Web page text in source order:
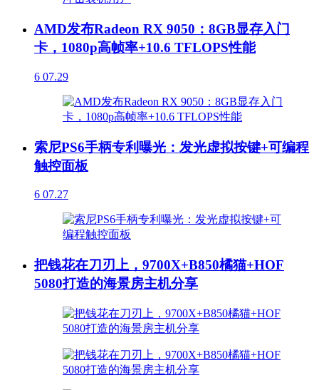
AMD发布Radeon RX 9050：8GB显存入门
卡，1080p高帧率+10.6 TFLOPS性能
6 07.29
索尼PS6手柄专利曝光：发光虚拟按键+可编程
触控面板
6 07.27
把钱花在刀刃上，9700X+B850橘猫+HOF
5080打造的海景房主机分享